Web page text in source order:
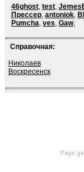
46ghost, test,
Прессер, antoniok,
Pumcha, ves, Gaw,
Справочная:
Николаев
Воскресенск
Page